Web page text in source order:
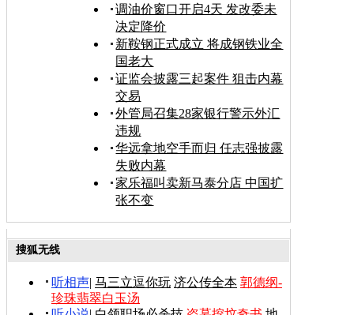
调油价窗口开启4天 发改委未
决定降价
新鞍钢正式成立 将成钢铁业全
国老大
证监会披露三起案件 狙击内幕
交易
外管局召集28家银行警示外汇
违规
华远拿地空手而归 任志强披露
失败内幕
家乐福叫卖新马泰分店 中国扩
张不变
搜狐无线
听相声| 马三立逗你玩 济公传全本 郭德纲-
珍珠翡翠白玉汤